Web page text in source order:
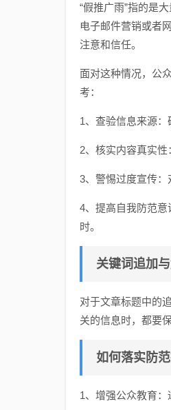
“假推广雨”指的是
电子邮件营销或者
注意和信任。
面对这种情况，公
考：
1、查验信息来源：
2、核实内容真实性
3、警惕过度宣传：
4、提高自我防范
时。
关键词追加
对于文章标题中的
关的信息时，都要
如何落实防
1、增强公众教育：